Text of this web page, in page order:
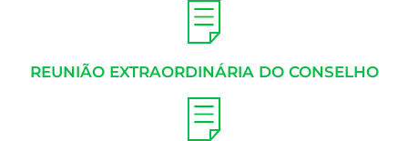
REUNIÃO EXTRAORDINÁRIA DO CONSELHO